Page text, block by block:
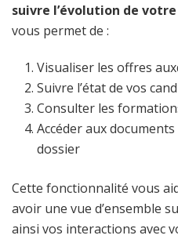
suivre l’évolution de
vous permet de :
Visualiser les offres
Suivre l’état de vos
Consulter les
Accéder aux
dossier
Cette fonctionnalité vous
avoir une vue d’ensemble
ainsi vos interactions avec